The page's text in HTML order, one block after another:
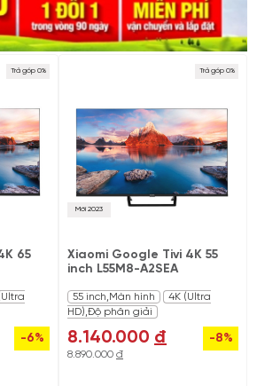
Trả góp 0%
65
-6%
Mới 2023
Trả góp 0%
Xiaomi Google Tivi 4K 55
inch L55M8-A2SEA
55 inch,Màn hình
4K (Ultra
HD),Độ phân giải
8.140.000 đ -8%
8.890.000 đ